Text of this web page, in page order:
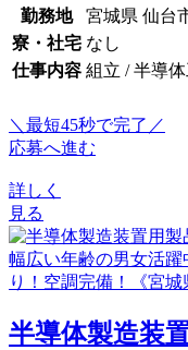
勤務地
宮城県 仙台
寮・社宅 なし
仕事内容 組立 / 半導
＼最短45秒で完了／
応募へ進む
詳しく
見る
半導体製造装